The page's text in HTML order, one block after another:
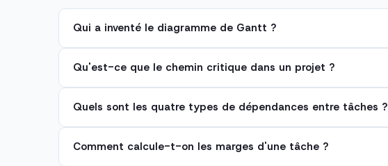
Qui a inventé le diagramme de Gantt ?
Qu'est-ce que le chemin critique dans un projet ?
Quels sont les quatre types de dépendances entre tâches ?
Comment calcule-t-on les marges d'une tâche ?